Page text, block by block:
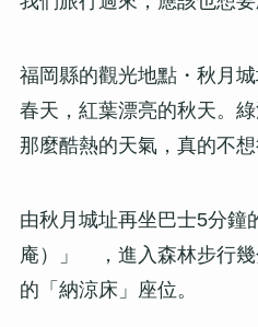
福岡縣的觀光地點・秋月
春天，紅葉漂亮的秋天。
那麼酷熱的天氣，真的不想
由秋月城址再坐巴士5分鐘
庵）」 ，進入森林步行幾
的「納涼床」座位。